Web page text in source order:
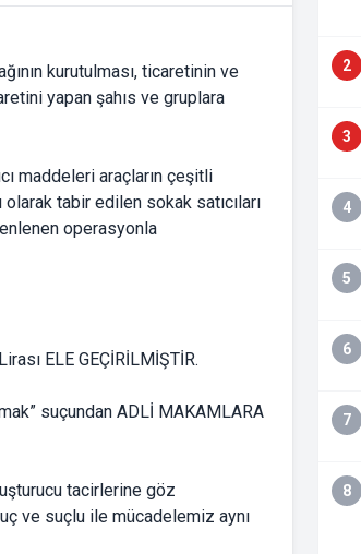
kurutulması, ticaretinin ve
yapan şahıs ve gruplara
maddeleri araçların çeşitli
tabir edilen sokak satıcıları
operasyonla
ELE GEÇİRİLMİŞTİR.
suçundan ADLİ MAKAMLARA
tacirlerine göz
ve suçlu ile mücadelemiz aynı
2
3
4
5
6
7
8